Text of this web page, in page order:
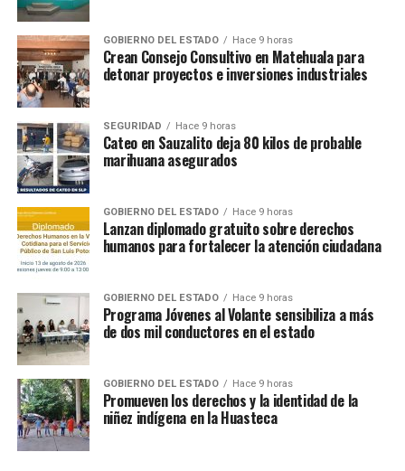
GOBIERNO DEL ESTADO Hace 9 horas
Crean Consejo Consultivo en Matehuala para
detonar proyectos e inversiones industriales
SEGURIDAD Hace 9 horas
Cateo en Sauzalito deja 80 kilos de probable
marihuana asegurados
GOBIERNO DEL ESTADO Hace 9 horas
Lanzan diplomado gratuito sobre derechos
humanos para fortalecer la atención ciudadana
GOBIERNO DEL ESTADO Hace 9 horas
Programa Jóvenes al Volante sensibiliza a más
de dos mil conductores en el estado
GOBIERNO DEL ESTADO Hace 9 horas
Promueven los derechos y la identidad de la
niñez indígena en la Huasteca